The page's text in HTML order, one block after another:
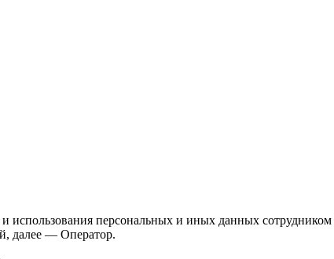
использования персональных и иных данных
далее — Оператор.